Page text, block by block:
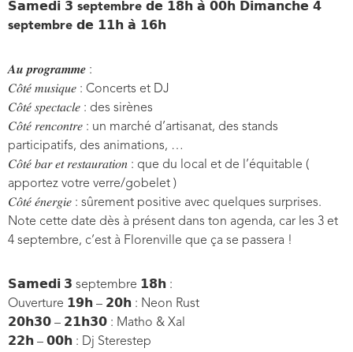
𝗦𝗮𝗺𝗲𝗱𝗶 𝟯 septembre 𝗱𝗲 𝟭𝟴𝗵 𝗮̀ 𝟬𝟬𝗵 𝗗𝗶𝗺𝗮𝗻𝗰𝗵𝗲 𝟰
septembre 𝗱𝗲 𝟭𝟭𝗵 𝗮̀ 𝟭𝟲𝗵
𝑨𝒖 𝒑𝒓𝒐𝒈𝒓𝒂𝒎𝒎𝒆 :
𝐶𝑜̂𝑡𝑒́ 𝑚𝑢𝑠𝑖𝑞𝑢𝑒 : Concerts et DJ
𝐶𝑜̂𝑡𝑒́ 𝑠𝑝𝑒𝑐𝑡𝑎𝑐𝑙𝑒 : des sirènes
𝐶𝑜̂𝑡𝑒́ 𝑟𝑒𝑛𝑐𝑜𝑛𝑡𝑟𝑒 : un marché d’artisanat, des stands
participatifs, des animations, …
𝐶𝑜̂𝑡𝑒́ 𝑏𝑎𝑟 𝑒𝑡 𝑟𝑒𝑠𝑡𝑎𝑢𝑟𝑎𝑡𝑖𝑜𝑛 : que du local et de l’équitable (
apportez votre verre/gobelet )
𝐶𝑜̂𝑡𝑒́ 𝑒́𝑛𝑒𝑟𝑔𝑖𝑒 : sûrement positive avec quelques surprises.
Note cette date dès à présent dans ton agenda, car les 3 et
4 septembre, c’est à Florenville que ça se passera !
𝗦𝗮𝗺𝗲𝗱𝗶 𝟯 septembre 𝟭𝟴𝗵 :
Ouverture 𝟭𝟵𝗵 – 𝟮𝟬𝗵 : Neon Rust
𝟮𝟬𝗵𝟯𝟬 – 𝟮𝟭𝗵𝟯𝟬 : Matho & Xal
𝟮𝟮𝗵 – 𝟬𝟬𝗵 : Dj Sterestep